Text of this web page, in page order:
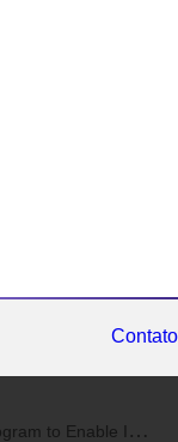
Contato
Migrate to Red Hat Enter...